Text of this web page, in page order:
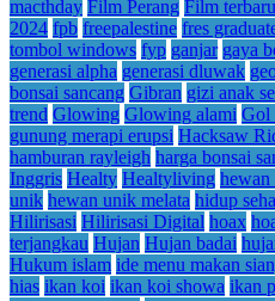
macthday Film Perang Film terbaru
2024 fpb freepalestine fres
tombol windows fyp ganjar gaya
generasi alpha generasi dluwak
bonsai sancang Gibran gizi anak
trend Glowing Glowing alami Gol
gunung merapi erupsi Hacksaw
hamburan rayleigh harga bonsai
Inggris Healty Healtyliving hewan
unik hewan unik melata hidup
Hilirisasi Hilirisasi Digital hoax
terjangkau Hujan Hujan badai
Hukum islam ide menu makan
hias ikan koi ikan koi showa ikan